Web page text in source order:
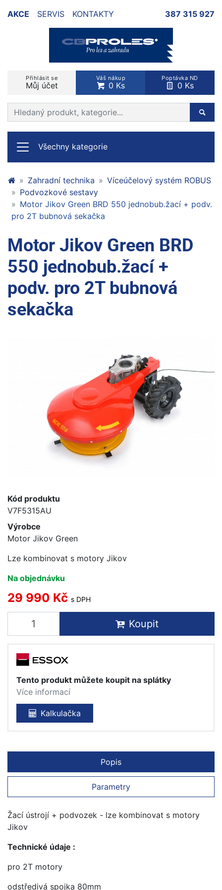
AKCE SERVIS KONTAKTY 387 315 927
Přihlásit se
Můj účet
Váš nákup
0 Ks
Poptávka ND
0 Ks
Prohledat web
Všechny kategorie
Zahradní technika
Víceúčelový systém ROBUS
Podvozkové sestavy
Motor Jikov Green BRD 550 jednobub.žací + podv.
pro 2T bubnová sekačka
Motor Jikov Green BRD
550 jednobub.žací +
podv. pro 2T bubnová
sekačka
Kód produktu
V7F5315AU
Výrobce
Motor Jikov Green
Lze kombinovat s motory Jikov
Na objednávku
29 990 Kč s DPH
Koupit
Tento produkt můžete koupit na splátky
Více informací
Kalkulačka
Popis
Parametry
Žací ústrojí + podvozek - lze kombinovat s motory
Jikov
Technické údaje :
pro 2T motory
odstředivá spojka 80mm